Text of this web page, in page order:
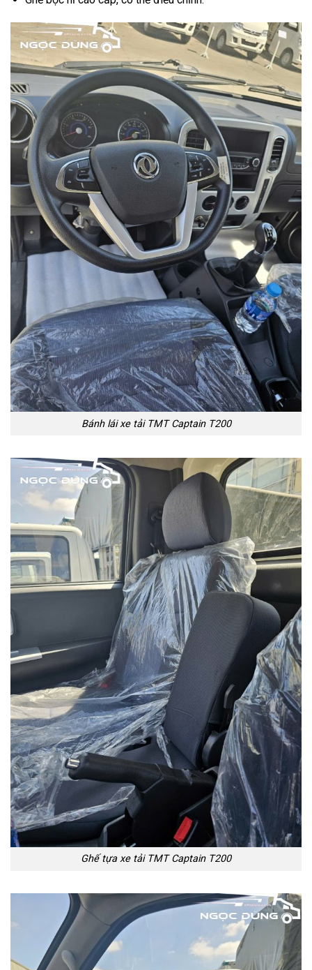
Bánh lái xe tải TMT Captain T200
Ghế tựa xe tải TMT Captain T200